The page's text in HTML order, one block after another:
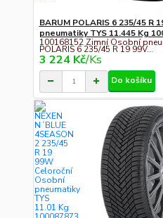
BARUM POLARIS 6 235/45 R
pneumatiky TYS 11.445 Kg
100168152 Zimní Osobní
POLARIS 6 235/45 R 19 99V...
3 224 Kč/Ks
Do košíku